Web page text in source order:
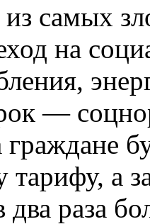
самых
на
—
а
два раза